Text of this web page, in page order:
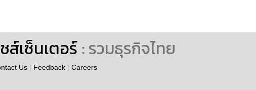
ส์เซ็นเตอร์ : รวมธุรกิจไทย
Us | Feedback | Careers